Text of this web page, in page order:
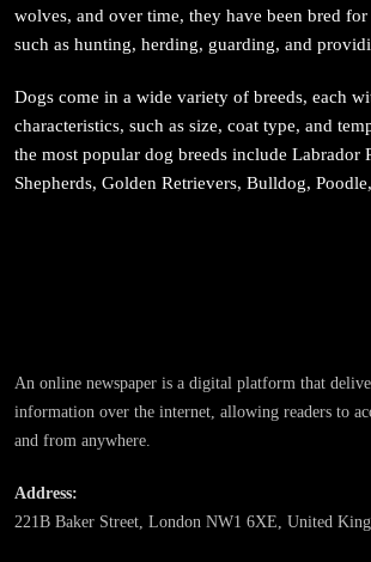
आज साँझ अस्ताउँदो सूर्यलाई
April 3, 2026
मुस्लिम प्रेमीसँग विवाह
wolves, and over time, they have been bred for
such as hunting, herding, guarding, and
Dogs come in a wide variety of breeds, each
characteristics, such as size, coat type, and
the most popular dog breeds include Labrador
Shepherds, Golden Retrievers, Bulldog,
An online newspaper is a digital platform that
information over the internet, allowing readers to
and from anywhere.
Address:
221B Baker Street, London NW1 6XE, United